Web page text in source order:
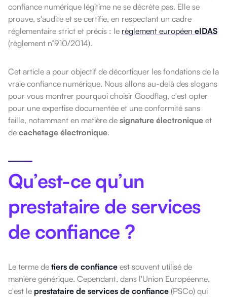
confiance numérique légitime ne se décrète pas. Elle se
prouve, s'audite et se certifie, en respectant un cadre
réglementaire strict et précis : le règlement européen eIDAS
(règlement n°910/2014).
Cet article a pour objectif de décortiquer les fondations de la
vraie confiance numérique. Nous allons au-delà des slogans
pour vous montrer pourquoi choisir Goodflag, c'est opter
pour une expertise documentée et une conformité sans
faille, notamment en matière de signature électronique et
de cachetage électronique.
Qu’est-ce qu’un
prestataire de services
de confiance ?
Le terme de tiers de confiance est souvent utilisé de
manière générique. Cependant, dans l'Union Européenne,
c'est le prestataire de services de confiance (PSCo) qui